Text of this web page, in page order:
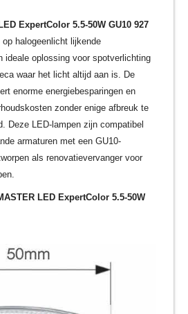
ExpertColor 5.5-50W GU10 927
op halogeenlicht lijkende
ideale oplossing voor spotverlichting
waar het licht altijd aan is. De
enorme energiebesparingen en
zonder enige afbreuk te
Deze LED-lampen zijn compatibel
armaturen met een GU10-
als renovatievervanger voor
LED ExpertColor 5.5-50W